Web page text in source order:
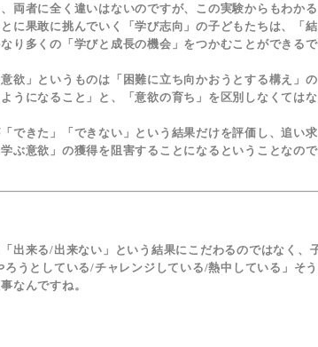
両者に全く違いはないのですが、この実験からもわか
に果敢に挑んでいく「学び志向」の子どもたちは、「
り多くの「学びと成長の機会」をつかむことができるで
欲」というものは「困難に立ち向かおうとする構え」の
ようになること」と、「意欲の育ち」を区別しなくては
できた」「できない」という結果だけを評価し、追い
ぶ意欲」の獲得を阻害することになるということなので
出来る/出来ない」という結果にこだわるのではなく、
ろうとしている/チャレンジしている/熱中している」そ
なんですね。